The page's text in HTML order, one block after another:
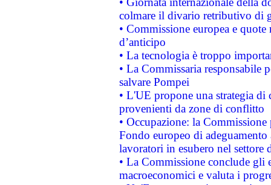
colmare il divario retributivo di
• Commissione europea e
d’anticipo
• La tecnologia è troppo
• La Commissaria responsabile
salvare Pompei
• L'UE propone una strategia
provenienti da zone di conflitto
• Occupazione: la
Fondo europeo di
lavoratori in esubero nel
• La Commissione conclude
macroeconomici e valuta i